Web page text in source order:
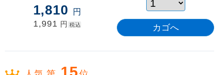
1,810 円
1,991 円 税込